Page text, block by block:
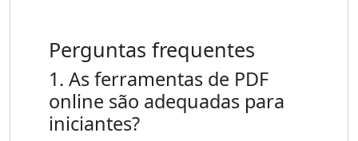
Perguntas frequentes
1. As ferramentas de PDF
online são adequadas para
iniciantes?